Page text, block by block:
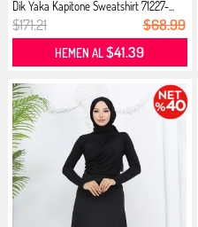
Dik Yaka Kapitone Sweatshirt 71227-...
$171.21 $68.99
HEMEN AL$41.39